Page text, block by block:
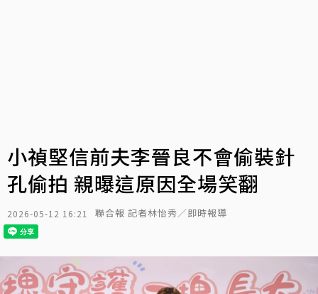
小禎堅信前夫李晉良不會偷裝針
孔偷拍 親曝這原因全場笑翻
2026-05-12 16:21 聯合報 記者林怡秀／即時報導